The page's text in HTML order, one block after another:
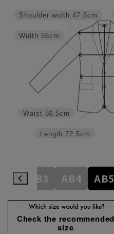
Length 72.5cm
Waist 50.5cm
Width 56cm
Shoulder width 47.5cm
A8 AB3 AB4 AB5
Check the recommended
size